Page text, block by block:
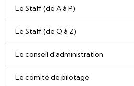
Le Staff (de A à P)
Le Staff (de Q à Z)
Le conseil d'administration
Le comité de pilotage